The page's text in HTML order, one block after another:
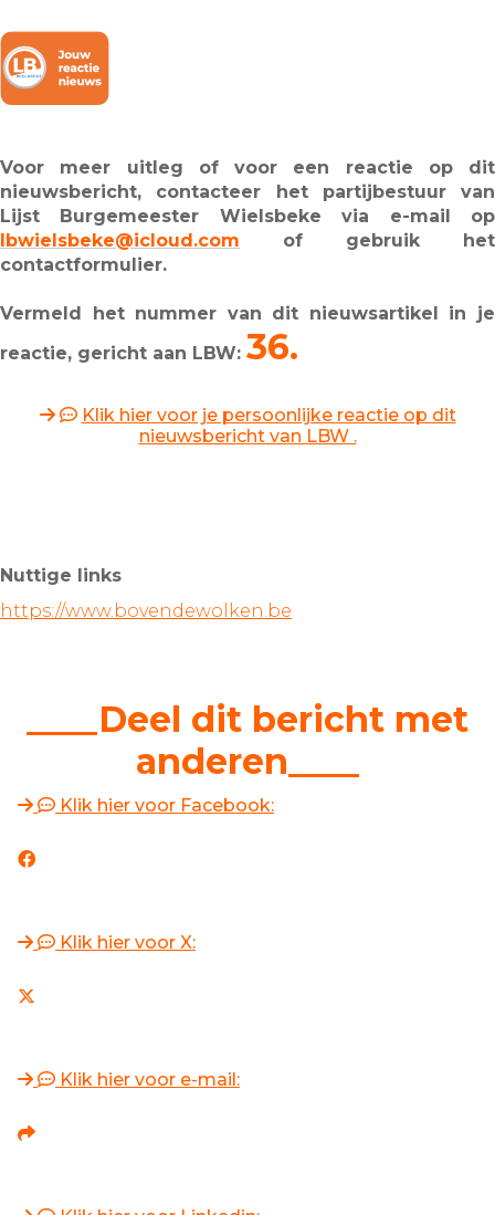
Voor meer uitleg of voor een reactie op dit
nieuwsbericht, contacteer het partijbestuur van
Lijst Burgemeester Wielsbeke via e-mail op
lbwielsbeke@icloud.com
of gebruik het
contactformulier.
Vermeld het nummer van dit nieuwsartikel in je
reactie, gericht aan LBW: 36.
Klik hier voor je persoonlijke reactie op dit
nieuwsbericht van LBW .
Nuttige links
https://www.bovendewolken.be
____Deel dit bericht met
anderen____
Klik hier voor Facebook:
Klik hier voor X:
Klik hier voor e-mail: